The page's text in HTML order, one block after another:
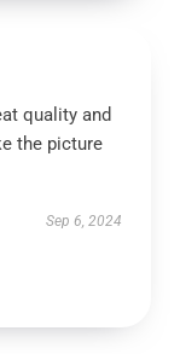
quality and
the picture
Sep 6, 2024